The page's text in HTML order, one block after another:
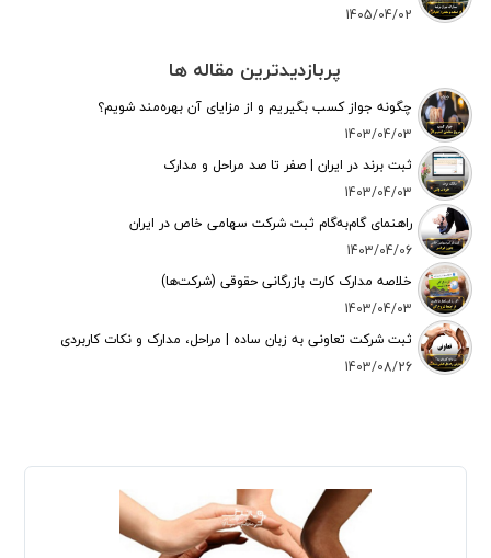
1405/04/02
پربازدیدترین مقاله ها
چگونه جواز کسب بگیریم و از مزایای آن بهره‌مند شویم؟
1403/04/03
ثبت برند در ایران | صفر تا صد مراحل و مدارک
1403/04/03
راهنمای گام‌به‌گام ثبت شرکت سهامی خاص در ایران
1403/04/06
خلاصه مدارک کارت بازرگانی حقوقی (شرکت‌ها)
1403/04/03
ثبت شرکت تعاونی به زبان ساده | مراحل، مدارک و نکات کاربردی
1403/08/26